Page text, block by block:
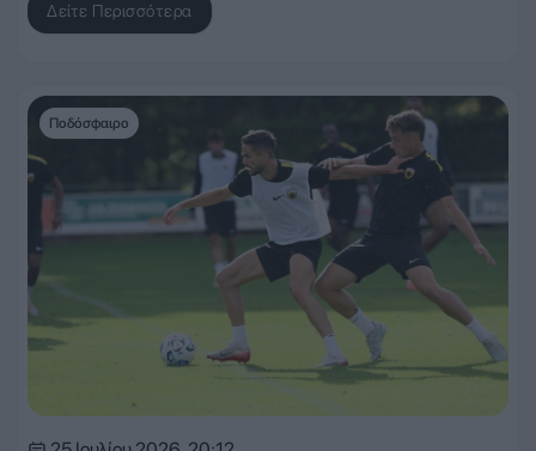
Δείτε Περισσότερα
Ποδόσφαιρο